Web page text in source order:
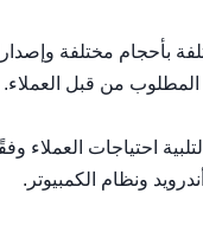
من قبل العملاء.
احتياجات العملاء
ونظام الكمبيوتر.